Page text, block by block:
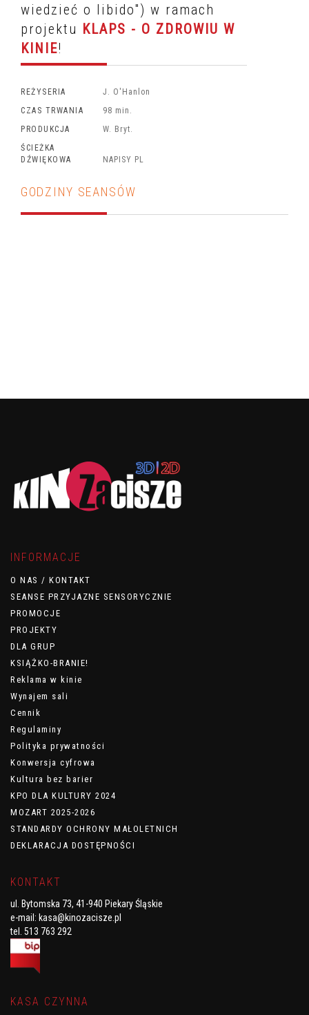
wiedzieć o libido") w ramach
projektu KLAPS - O ZDROWIU W
KINIE!
REŻYSERIA
J. O'Hanlon
CZAS TRWANIA
98 min.
PRODUKCJA
W. Bryt.
ŚCIEŻKA
DŹWIĘKOWA
NAPISY PL
GODZINY SEANSÓW
INFORMACJE
O NAS / KONTAKT
SEANSE PRZYJAZNE SENSORYCZNIE
PROMOCJE
PROJEKTY
DLA GRUP
KSIĄŻKO-BRANIE!
Reklama w kinie
Wynajem sali
Cennik
Regulaminy
Polityka prywatności
Konwersja cyfrowa
Kultura bez barier
KPO DLA KULTURY 2024
MOZART 2025-2026
STANDARDY OCHRONY MAŁOLETNICH
DEKLARACJA DOSTĘPNOŚCI
KONTAKT
ul. Bytomska 73, 41-940 Piekary Śląskie
e-mail: kasa@kinozacisze.pl
tel. 513 763 292
KASA CZYNNA